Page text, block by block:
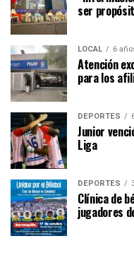
ser
LOCAL 6
Atención
para los
DEPORTES
Junior
Liga
DEPORTES
Clínica de
jugadores